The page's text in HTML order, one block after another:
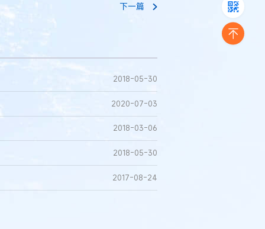
下一篇
2018-05-30
2020-07-03
2018-03-06
2018-05-30
2017-08-24